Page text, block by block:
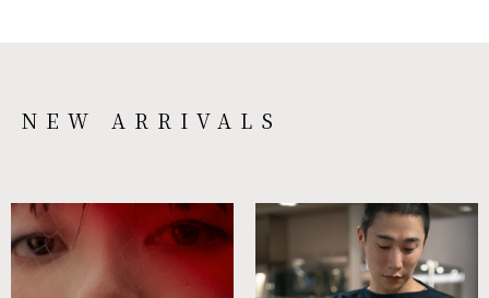
NEW ARRIVALS